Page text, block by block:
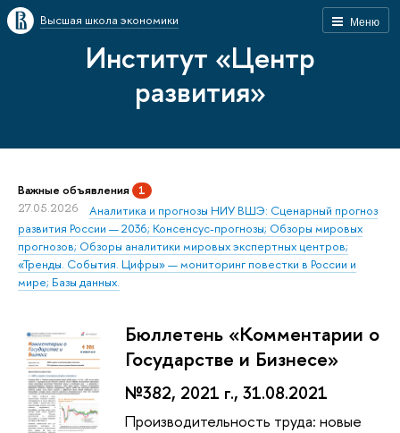
Меню
Высшая школа экономики
Институт «Центр
развития»
Важные объявления 1
27.05.2026
Аналитика и прогнозы НИУ ВШЭ: Сценарный прогноз
развития России — 2036; Консенсус-прогнозы; Обзоры мировых
прогнозов; Обзоры аналитики мировых экспертных центров;
«Тренды. События. Цифры» — мониторинг повестки в России и
мире; Базы данных.
Бюллетень «Комментарии о
Государстве и Бизнесе»
№382, 2021 г., 31.08.2021
Производительность труда: новые